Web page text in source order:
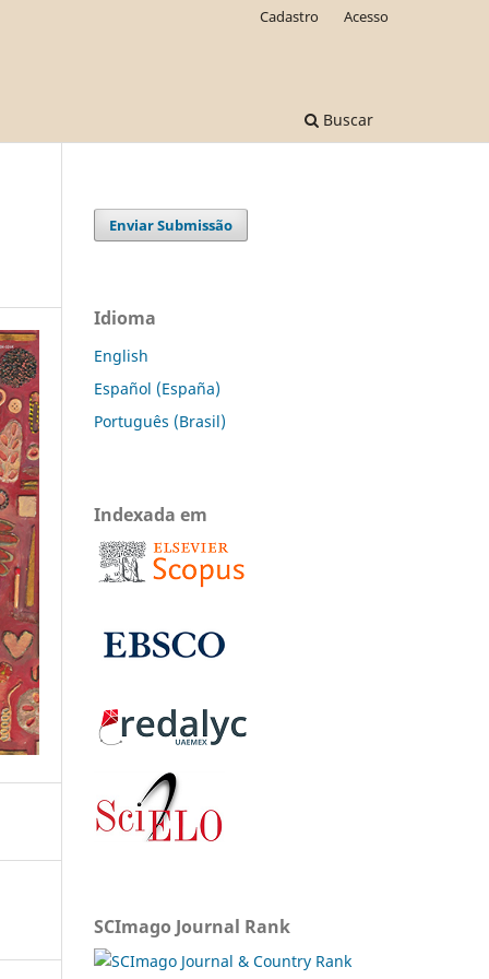
Buscar
Cadastro Acesso
Enviar Submissão
Idioma
English
Español (España)
Português (Brasil)
Indexada em
SCImago Journal Rank